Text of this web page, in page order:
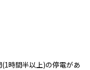
時間半以上)の停電があ